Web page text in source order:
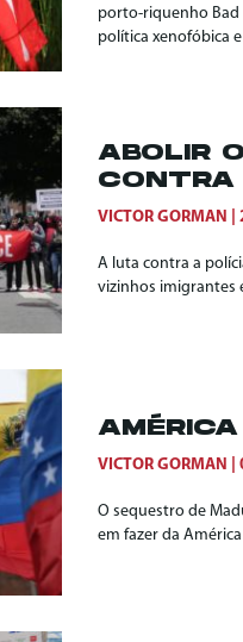
porto-riquenho Bad
política xenofóbica
ABOLIR
CONTRA
VICTOR GORMAN
A luta contra a
vizinhos imigrantes
VICTOR GORMAN
O sequestro de
em fazer da